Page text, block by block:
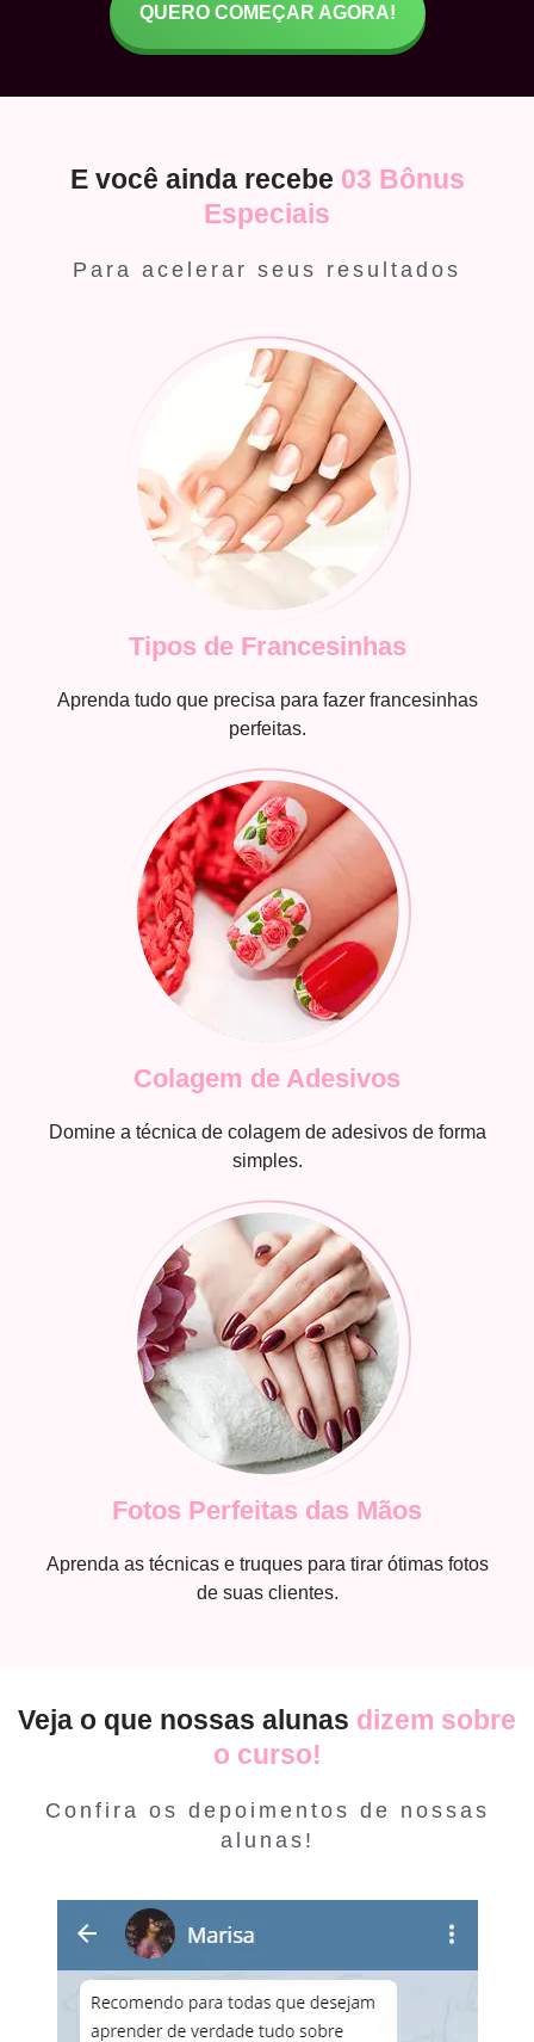
QUERO COMEÇAR AGORA!
E você ainda recebe 03 Bônus
Especiais
Para acelerar seus resultados
Tipos de Francesinhas
Aprenda tudo que precisa para fazer francesinhas
perfeitas.
Colagem de Adesivos
Domine a técnica de colagem de adesivos de forma
simples.
Fotos Perfeitas das Mãos
Aprenda as técnicas e truques para tirar ótimas fotos
de suas clientes.
Veja o que nossas alunas dizem sobre
o curso!
Confira os depoimentos de nossas
alunas!